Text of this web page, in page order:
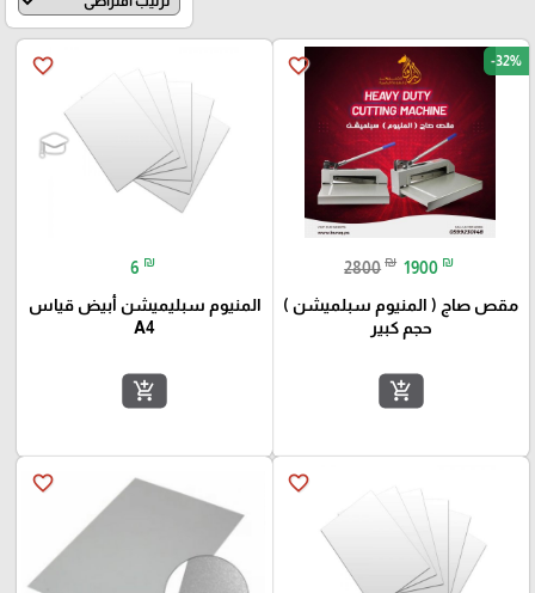
favorite_border -32%
2800 ₪ 1900 ₪
مقص صاج ( المنيوم سبلميشن )
حجم كبير
add_shopping_cart
favorite_border
6 ₪
المنيوم سبليميشن أبيض قياس
A4
add_shopping_cart
favorite_border
favorite_border